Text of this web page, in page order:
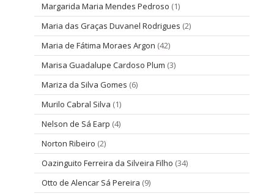
Margarida Maria Mendes Pedroso (1)
Maria das Graças Duvanel Rodrigues (2)
Maria de Fátima Moraes Argon (42)
Marisa Guadalupe Cardoso Plum (3)
Mariza da Silva Gomes (6)
Murilo Cabral Silva (1)
Nelson de Sá Earp (4)
Norton Ribeiro (2)
Oazinguito Ferreira da Silveira Filho (34)
Otto de Alencar Sá Pereira (9)